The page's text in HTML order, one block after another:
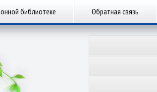
библиотеке Обратная связь